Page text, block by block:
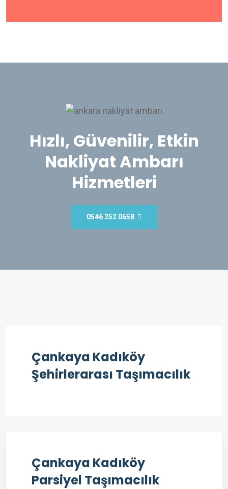
Hızlı, Güvenilir, Etkin
Nakliyat Ambarı
Hizmetleri
0546 252 0658
Çankaya Kadıköy
Şehirlerarası Taşımacılık
Çankaya Kadıköy
Parsiyel Taşımacılık